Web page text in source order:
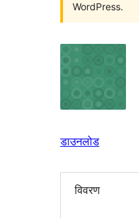
WordPress.
डाउनलोड
विवरण